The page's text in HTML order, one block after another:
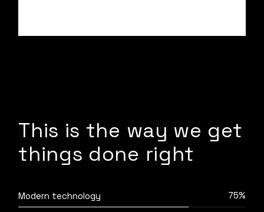
This is the way we get
things done right
75%
Modern technology